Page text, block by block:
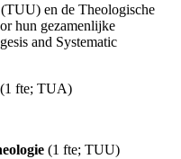
en de Theologische
hun gezamenlijke
and Systematic
(1 fte; TUA)
(1 fte; TUU)